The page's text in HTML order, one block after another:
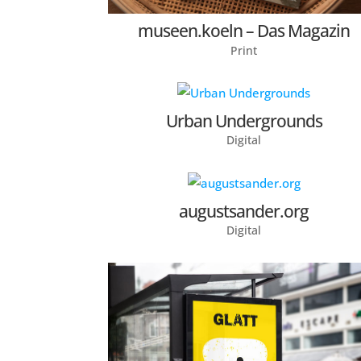
museen.koeln – Das Magazin
Print
Urban Undergrounds
Digital
augustsander.org
Digital